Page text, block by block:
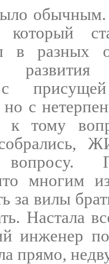
обычным.
который
в разных
с
но с
к тому
вопросу.
многим
за вилы
Настала
инженер
прямо,